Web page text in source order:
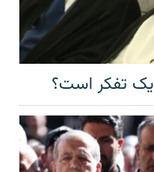
یک تفکر است؟